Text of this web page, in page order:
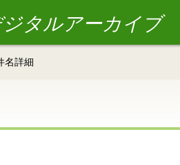
タルアーカイブ
名詳細